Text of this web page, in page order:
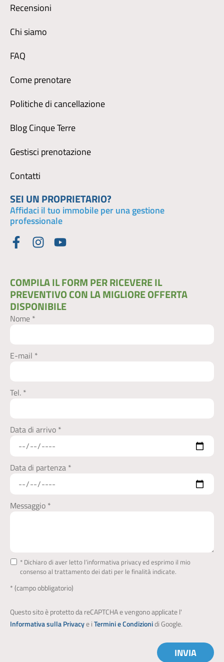
Recensioni
Chi siamo
FAQ
Come prenotare
Politiche di cancellazione
Blog Cinque Terre
Gestisci prenotazione
Contatti
SEI UN PROPRIETARIO?
Affidaci il tuo immobile per una gestione
professionale
COMPILA IL FORM PER RICEVERE IL
PREVENTIVO CON LA MIGLIORE OFFERTA
DISPONIBILE​
Nome *
E-mail *
Tel. *
Data di arrivo *
Data di partenza *
Messaggio *
* Dichiaro di aver letto l’informativa privacy ed esprimo il mio
consenso al trattamento dei dati per le finalità indicate.
* (campo obbligatorio)
Questo sito è protetto da reCAPTCHA e vengono applicate l'
Informativa sulla Privacye iTermini e Condizionidi Google.
INVIA